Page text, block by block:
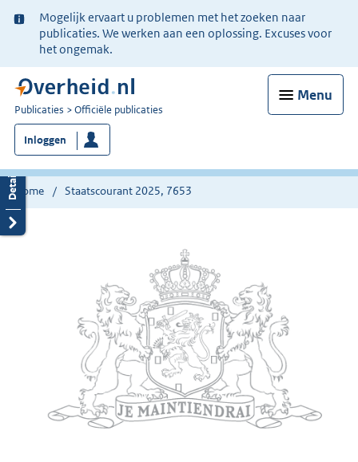
Ter
informatie:
Mogelijk ervaart u problemen met het zoeken naar
publicaties. We werken aan een oplossing. Excuses voor
het ongemak.
Menu
U
bent
nu
hier:
Publicaties Officiële publicaties
Inloggen
Home Staatscourant 2025, 7653